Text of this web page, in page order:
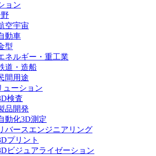
ョン
空宇宙
動車
型
ネルギー・重工業
道・造船
間用途
ューション
検査
品開発
動化3D測定
バースエンジニアリング
プリント
ビジュアライゼーション